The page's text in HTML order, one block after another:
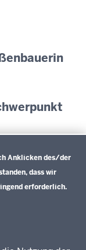
Anklicken des/der
dass wir
erforderlich.